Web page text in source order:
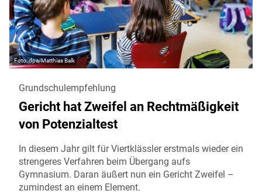
dpa/Matthias Balk
Grundschulempfehlung
Gericht hat Zweifel an Rechtmäßigkeit
von Potenzialtest
In diesem Jahr gilt für Viertklässler erstmals wieder ein
strengeres Verfahren beim Übergang aufs
Gymnasium. Daran äußert nun ein Gericht Zweifel –
zumindest an einem Element.